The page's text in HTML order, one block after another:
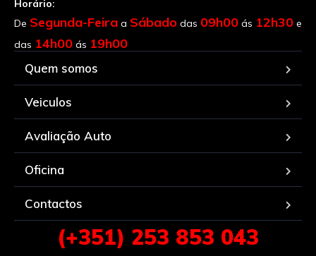
Horário:
De Segunda-Feira a Sábado das 09h00 ás 12h30 e
das 14h00 ás 19h00
Quem somos
Veiculos
Avaliação Auto
Oficina
Contactos
(+351) 253 853 043